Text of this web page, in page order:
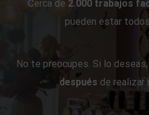
Cerca de 2.000 trabajos
pueden estar
No te preocupes. Si lo
después de realizar